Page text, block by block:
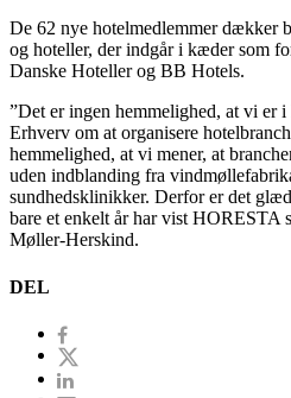
De 62 nye hotelmedlemmer dækker
og hoteller, der indgår i kæder som
Danske Hoteller og BB Hotels.
”Det er ingen hemmelighed, at vi er
Erhverv om at organisere
hemmelighed, at vi mener, at
uden indblanding fra
sundhedsklinikker. Derfor er det
bare et enkelt år har vist HORESTA
Møller-Herskind.
DEL